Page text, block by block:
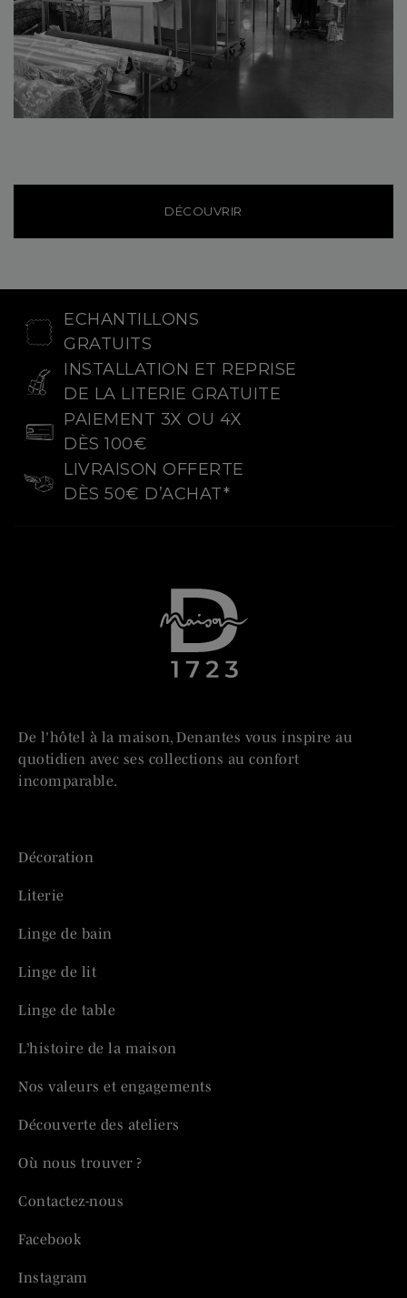
DÉCOUVRIR
ECHANTILLONS
GRATUITS
INSTALLATION ET REPRISE
DE LA LITERIE GRATUITE
PAIEMENT 3X OU 4X
DÈS 100€
LIVRAISON OFFERTE
DÈS 50€ D’ACHAT*
De l'hôtel à la maison, Denantes vous inspire au
quotidien avec ses collections au confort
incomparable.
Décoration
Literie
Linge de bain
Linge de lit
Linge de table
L’histoire de la maison
Nos valeurs et engagements
Découverte des ateliers
Où nous trouver ?
Contactez-nous
Facebook
Instagram